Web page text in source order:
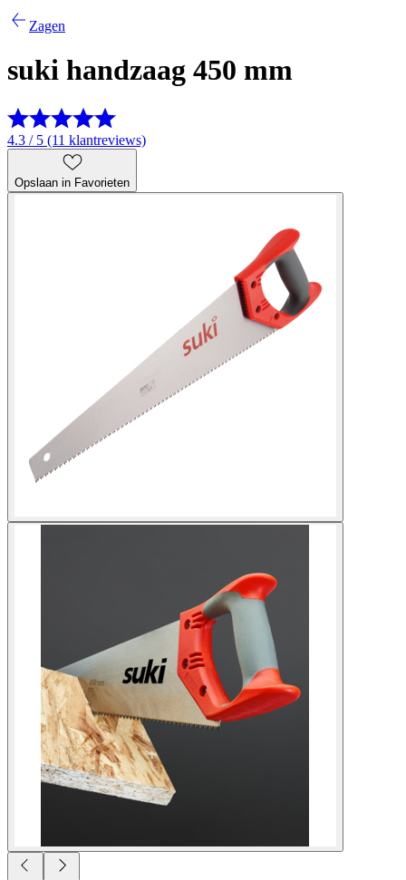
Zagen
suki handzaag 450 mm
4.3 / 5 (11 klantreviews)
Opslaan in Favorieten